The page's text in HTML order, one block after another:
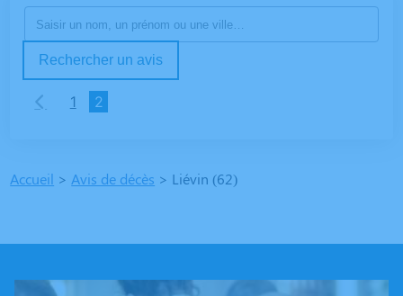
Rechercher un avis
1 2
Accueil > Avis de décès > Liévin (62)